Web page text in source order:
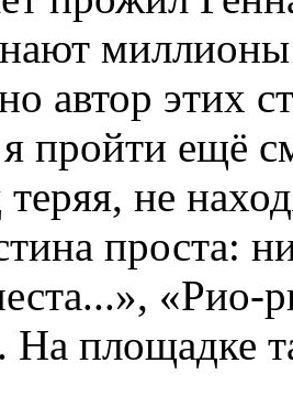
автор этих
пройти ещё
теряя, не
проста:
«Рио-
На площадке